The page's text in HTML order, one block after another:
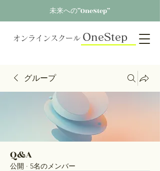
未来への”OneStep”
オンラインスクール OneStep
グループ
Q&A
公開 · 5名のメンバー